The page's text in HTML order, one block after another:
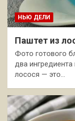
НЬЮ ДЕЛИ
Паштет из
Фото готового
два
лосося — это…